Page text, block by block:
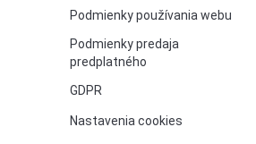
Podmienky používania webu
Podmienky predaja
predplatného
GDPR
Nastavenia cookies